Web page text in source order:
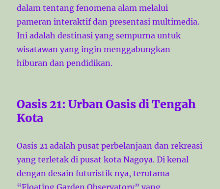
dalam tentang fenomena alam melalui
pameran interaktif dan presentasi multimedia.
Ini adalah destinasi yang sempurna untuk
wisatawan yang ingin menggabungkan
hiburan dan pendidikan.
Oasis 21: Urban Oasis di Tengah
Kota
Oasis 21 adalah pusat perbelanjaan dan rekreasi
yang terletak di pusat kota Nagoya. Di kenal
dengan desain futuristik nya, terutama
“Floating Garden Observatory” yang